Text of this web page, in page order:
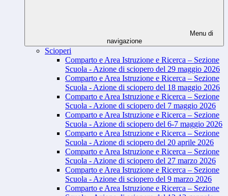
Menu di
navigazione
Scioperi
Comparto e Area Istruzione e Ricerca – Sezione
Scuola - Azione di sciopero del 29 maggio 2026
Comparto e Area Istruzione e Ricerca – Sezione
Scuola - Azione di sciopero del 18 maggio 2026
Comparto e Area Istruzione e Ricerca – Sezione
Scuola - Azione di sciopero del 7 maggio 2026
Comparto e Area Istruzione e Ricerca – Sezione
Scuola - Azione di sciopero del 6-7 maggio 2026
Comparto e Area Istruzione e Ricerca – Sezione
Scuola - Azione di sciopero del 20 aprile 2026
Comparto e Area Istruzione e Ricerca – Sezione
Scuola - Azione di sciopero del 27 marzo 2026
Comparto e Area Istruzione e Ricerca – Sezione
Scuola - Azione di sciopero del 9 marzo 2026
Comparto e Area Istruzione e Ricerca – Sezione